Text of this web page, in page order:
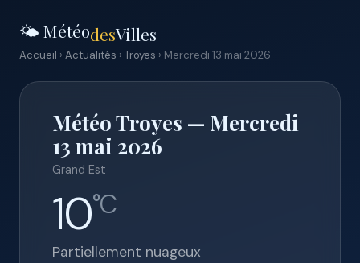
🌤️ MétéodesVilles
Accueil › Actualités › Troyes › Mercredi 13 mai 2026
Météo Troyes — Mercredi
13 mai 2026
Grand Est
10°C
Partiellement nuageux